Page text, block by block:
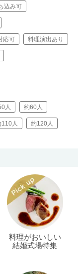
込み可
応可 料理演出あり
人 約60人
110人 約120人
料理がおいしい
結婚式場特集